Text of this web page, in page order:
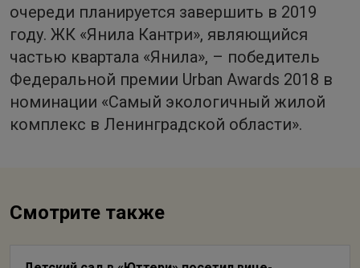
очереди планируется завершить в 2019
году. ЖК «Янила Кантри», являющийся
частью квартала «Янила», – победитель
Федеральной премии Urban Awards 2018 в
номинации «Самый экологичный жилой
комплекс в Ленинградской области».
Смотрите также